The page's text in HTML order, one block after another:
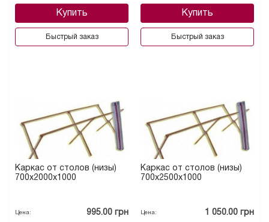
Купить
Быстрый заказ
Купить
Быстрый заказ
Каркас от столов (низы)
700х2000х1000
Цена: 995.00 грн
Каркас от столов (низы)
700х2500х1000
Цена: 1 050.00 грн